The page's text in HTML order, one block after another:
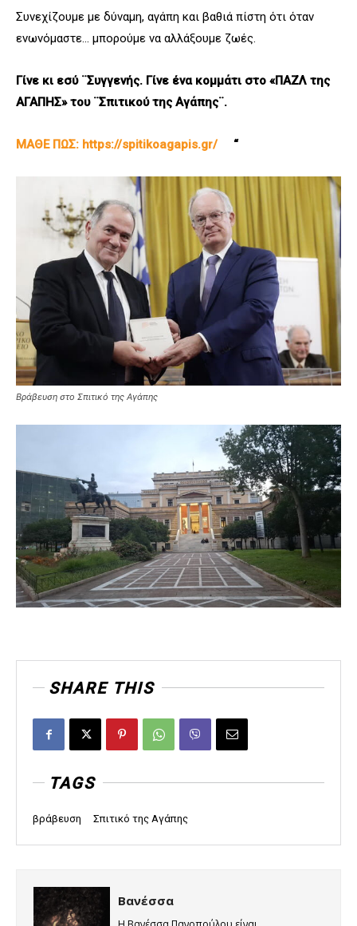
Συνεχίζουμε με δύναμη, αγάπη και βαθιά πίστη ότι όταν
ενωνόμαστε… μπορούμε να αλλάξουμε ζωές.
Γίνε κι εσύ ¨Συγγενής. Γίνε ένα κομμάτι στο «ΠΑΖΛ της
ΑΓΑΠΗΣ» του ¨Σπιτικού της Αγάπης¨.
ΜΑΘΕ ΠΩΣ: https://spitikoagapis.gr/“
Βράβευση στο Σπιτικό της Αγάπης
SHARE THIS
TAGS
βράβευση Σπιτικό της Αγάπης
Βανέσσα